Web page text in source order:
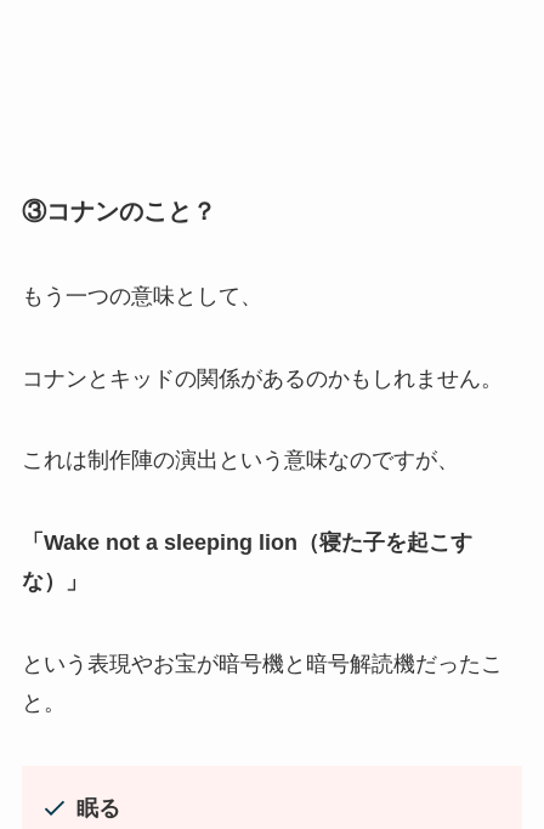
③コナンのこと？
もう一つの意味として、
コナンとキッドの関係があるのかもしれません。
これは制作陣の演出という意味なのですが、
「Wake not a sleeping lion（寝た子を起こす
な）」
という表現やお宝が暗号機と暗号解読機だったこ
と。
眠る